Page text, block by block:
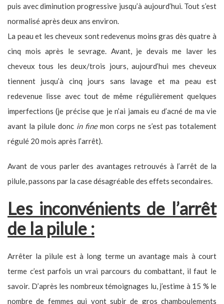
puis avec diminution progressive jusqu’à aujourd’hui. Tout s’est
normalisé après deux ans environ.
La peau et les cheveux sont redevenus moins gras dès quatre à
cinq mois après le sevrage. Avant, je devais me laver les
cheveux tous les deux/trois jours, aujourd’hui mes cheveux
tiennent jusqu’à cinq jours sans lavage et ma peau est
redevenue lisse avec tout de même régulièrement quelques
imperfections (je précise que je n’ai jamais eu d’acné de ma vie
avant la pilule donc in finemon corps ne s’est pas totalement
régulé 20 mois après l’arrêt).
Avant de vous parler des avantages retrouvés à l’arrêt de la
pilule, passons par la case désagréable des effets secondaires.
Les inconvénients de l’arrêt
de la pilule :
Arrêter la pilule est à long terme un avantage mais à court
terme c’est parfois un vrai parcours du combattant, il faut le
savoir. D’après les nombreux témoignages lu, j’estime à 15 % le
nombre de femmes qui vont subir de gros chamboulements